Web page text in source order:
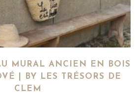
MURAL ANCIEN EN BOIS
| BY LES TRÉSORS DE
CLEM